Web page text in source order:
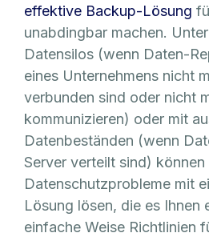
effektive Backup-Lösung
unabdingbar machen.
Datensilos (wenn Daten-
eines Unternehmens nicht
verbunden sind oder nicht
kommunizieren) oder mit
Datenbeständen (wenn
Server verteilt sind) können
Datenschutzprobleme mit
Lösung lösen, die es Ihnen
einfache Weise Richtlinien